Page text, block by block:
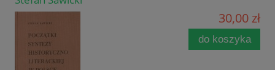
30,00 zł
do koszyka